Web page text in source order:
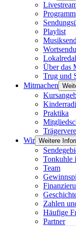
Playlist
Über das
Trug und
Mitmachen
Praktika
Wir Weitere
Tonkuhle
Team
Zahlen
Häufige
Partner